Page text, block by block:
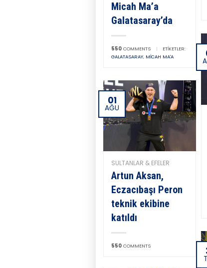
Micah Ma’a
Galatasaray’da
550 COMMENTS |
ETIKETLER:
GALATASARAY, MICAH MA'A
01
AĞU
SULTANLAR & EFELER
Artun Aksan,
Eczacıbaşı Peron
teknik ekibine
katıldı
550 COMMENTS